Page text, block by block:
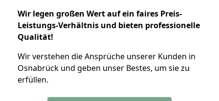
Wir legen großen Wert auf ein faires Preis-
Leistungs-Verhältnis und bieten professionelle
Qualität!
Wir verstehen die Ansprüche unserer Kunden in
Osnabrück und geben unser Bestes, um sie zu
erfüllen.